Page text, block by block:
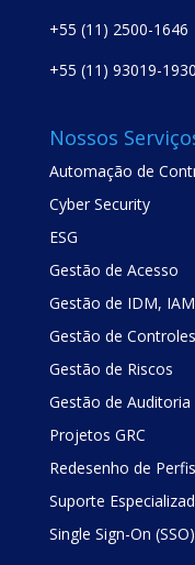
+55 (11) 2500-1646
+55 (11) 93019-1930
Nossos
Automação de
Cyber Security
ESG
Gestão de Acesso
Gestão de IDM,
Gestão de
Gestão de Riscos
Gestão de Auditoria
Projetos GRC
Redesenho de Perfis
Suporte
Single Sign-On (SSO)